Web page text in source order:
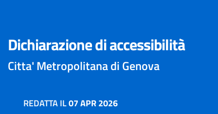
Dichiarazione di accessibilità
Citta' Metropolitana di Genova
REDATTA IL07 APR 2026